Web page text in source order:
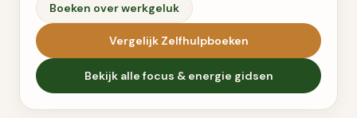
Boeken over werkgeluk
Vergelijk Zelfhulpboeken
Bekijk alle focus & energie gidsen